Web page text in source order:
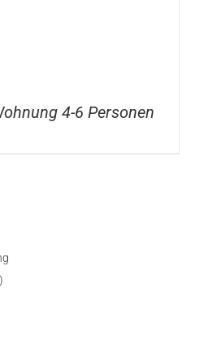
4-6 Personen